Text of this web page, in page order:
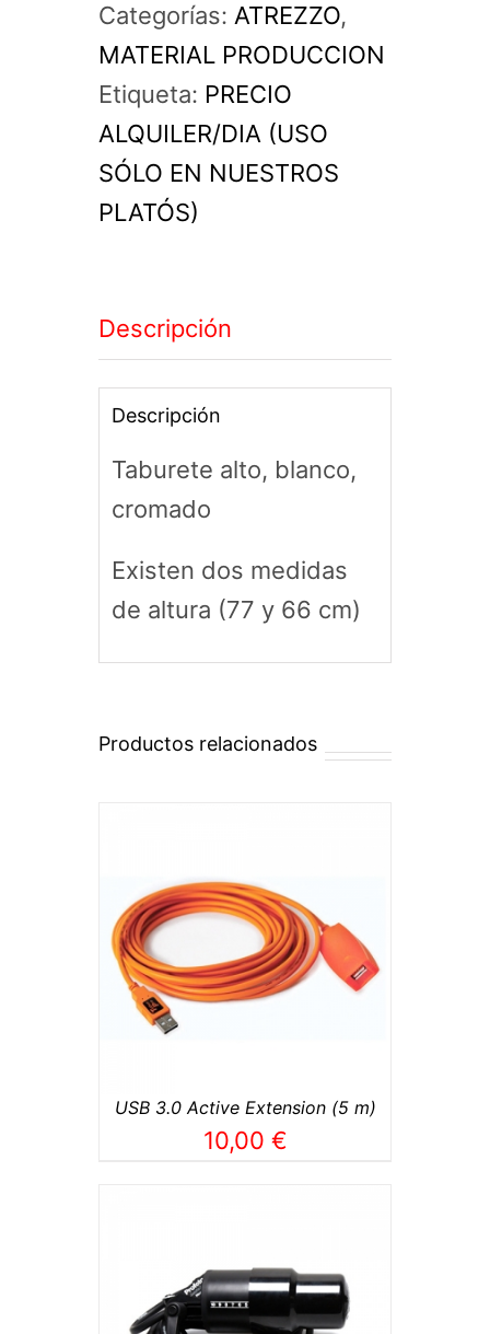
Mediano)
cantidad
Categorías: ATREZZO,
MATERIAL PRODUCCION
Etiqueta: PRECIO
ALQUILER/DIA (USO
SÓLO EN NUESTROS
PLATÓS)
Descripción
Descripción
Taburete alto, blanco,
cromado
Existen dos medidas
de altura (77 y 66 cm)
Productos relacionados
USB 3.0 Active Extension (5 m)
10,00 €